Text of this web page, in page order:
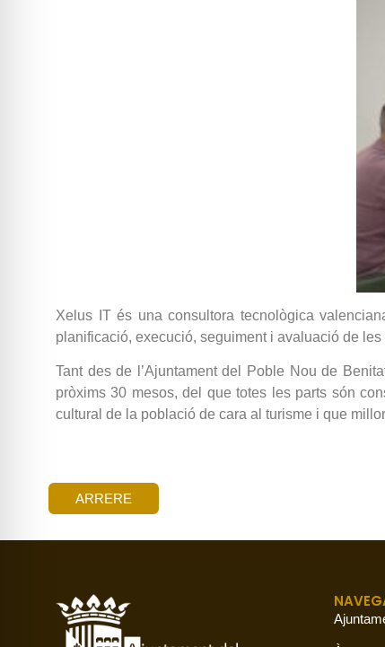
Xelus IT és una consultora tecnològica
planificació, execució, seguiment i avaluació de
Tant des de l’Ajuntament del Poble Nou de
pròxims 30 mesos, del que totes les parts són
cultural de la població de cara al turisme i que
ARRERE